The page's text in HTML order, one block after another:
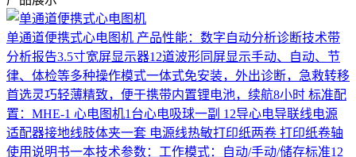
单通道便携式心电图机 产品性能：数字自动分析诊断技术带
分析报告3.5寸宽屏显示器12道波形同屏显示手动、自动、节
律、体检等多种操作模式一体式免安装，外出诊断，急救转移
首选灵巧轻薄精致，便于携带内置锂电池，续航8小时 标准配
置：MHE-1 心电图机1台心电吸球一副 12导心电导联线电源
适配器接地线肢体夹一套 电源线热敏打印纸两卷 打印纸卷轴
使用说明书一本技术参数：工作模式：自动/手动/储存标准12